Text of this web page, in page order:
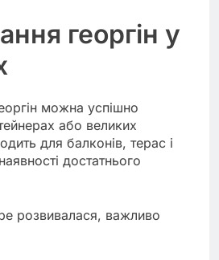
георгін у
можна успішно
або великих
для балконів, терас і
достатнього
розвивалася, важливо